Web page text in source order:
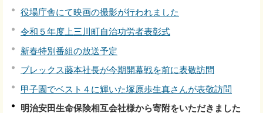
役場庁舎にて映画の撮影が行われました
令和５年度上三川町自治功労者表彰式
新春特別番組の放送予定
ブレックス藤本社長が今期開幕戦を前に表敬訪問
甲子園でベスト４に輝いた塚原歩生真さんが表敬訪問
明治安田生命保険相互会社様から寄附をいただきました